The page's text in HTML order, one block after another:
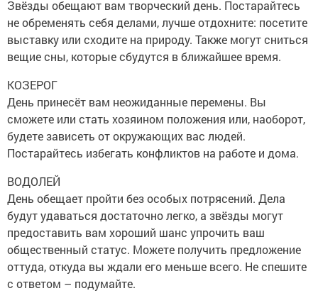
Звёзды обещают вам творческий день. Постарайтесь
не обременять себя делами, лучше отдохните: посетите
выставку или сходите на природу. Также могут сниться
вещие сны, которые сбудутся в ближайшее время.
КОЗЕРОГ
День принесёт вам неожиданные перемены. Вы
сможете или стать хозяином положения или, наоборот,
будете зависеть от окружающих вас людей.
Постарайтесь избегать конфликтов на работе и дома.
ВОДОЛЕЙ
День обещает пройти без особых потрясений. Дела
будут удаваться достаточно легко, а звёзды могут
предоставить вам хороший шанс упрочить ваш
общественный статус. Можете получить предложение
оттуда, откуда вы ждали его меньше всего. Не спешите
с ответом – подумайте.